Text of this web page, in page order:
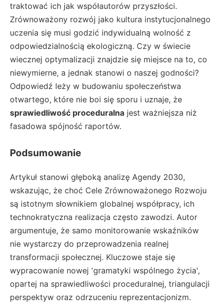
traktować ich jak współautorów przyszłości.
Zrównoważony rozwój jako kultura instytucjonalnego
uczenia się musi godzić indywidualną wolność z
odpowiedzialnością ekologiczną. Czy w świecie
wiecznej optymalizacji znajdzie się miejsce na to, co
niewymierne, a jednak stanowi o naszej godności?
Odpowiedź leży w budowaniu społeczeństwa
otwartego, które nie boi się sporu i uznaje, że
sprawiedliwość proceduralna jest ważniejsza niż
fasadowa spójność raportów.
Podsumowanie
Artykuł stanowi głęboką analizę Agendy 2030,
wskazując, że choć Cele Zrównoważonego Rozwoju
są istotnym słownikiem globalnej współpracy, ich
technokratyczna realizacja często zawodzi. Autor
argumentuje, że samo monitorowanie wskaźników
nie wystarczy do przeprowadzenia realnej
transformacji społecznej. Kluczowe staje się
wypracowanie nowej 'gramatyki wspólnego życia',
opartej na sprawiedliwości proceduralnej, triangulacji
perspektyw oraz odrzuceniu reprezentacjonizm.